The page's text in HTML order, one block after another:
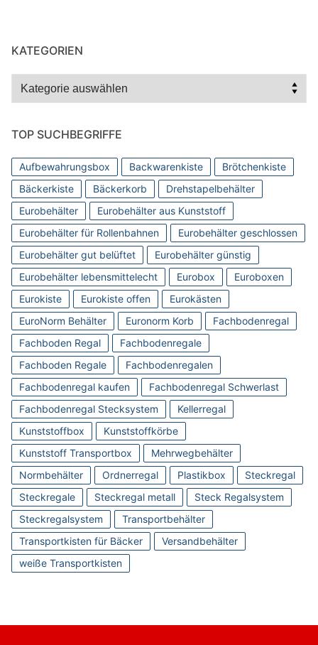
KATEGORIEN
Kategorien
TOP SUCHBEGRIFFE
Aufbewahrungsbox Backwarenkiste
Brötchenkiste
Bäckerkiste
Bäckerkorb
Drehstapelbehälter
Eurobehälter
Eurobehälter aus Kunststoff
Eurobehälter für Rollenbahnen
Eurobehälter geschlossen
Eurobehälter gut belüftet
Eurobehälter günstig
Eurobehälter lebensmittelecht
Eurobox
Euroboxen
Eurokiste
Eurokiste offen
Eurokästen
EuroNorm Behälter
Euronorm Korb
Fachbodenregal
Fachboden Regal
Fachbodenregale
Fachboden Regale
Fachbodenregalen
Fachbodenregal kaufen
Fachbodenregal Schwerlast
Fachbodenregal Stecksystem
Kellerregal
Kunststoffbox
Kunststoffkörbe
Kunststoff Transportbox
Mehrwegbehälter
Normbehälter
Ordnerregal Plastikbox
Steckregal
Steckregale
Steckregal metall
Steck Regalsystem
Steckregalsystem
Transportbehälter
Transportkisten für Bäcker
Versandbehälter
weiße Transportkisten